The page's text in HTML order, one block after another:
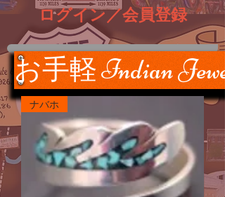
ログイン／会員登録
お手軽 Indian
ナバホ